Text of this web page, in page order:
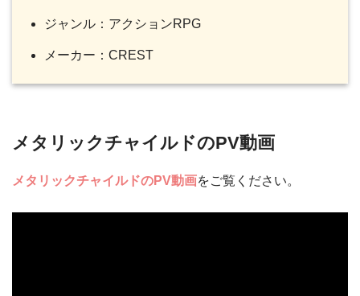
ジャンル：アクションRPG
メーカー：CREST
メタリックチャイルドのPV動画
メタリックチャイルドのPV動画をご覧ください。